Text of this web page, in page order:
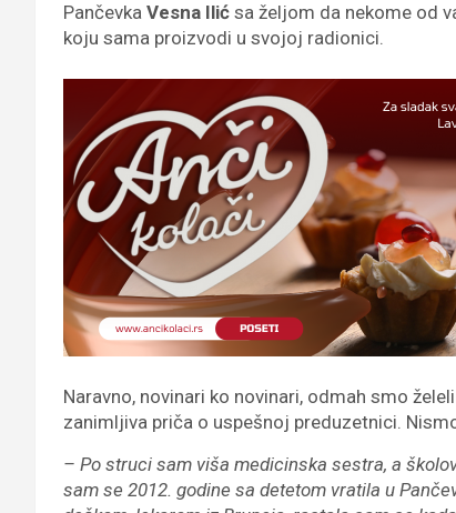
Pančevka Vesna Ilić sa željom da nekome od
koju sama proizvodi u svojoj radionici.
Naravno, novinari ko novinari, odmah smo
zanimljiva priča o uspešnoj preduzetnici.
– Po struci sam viša medicinska sestra, a
sam se 2012. godine sa detetom vratila u